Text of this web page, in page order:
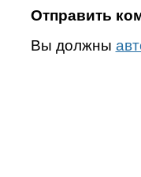
Отправить
Вы должны